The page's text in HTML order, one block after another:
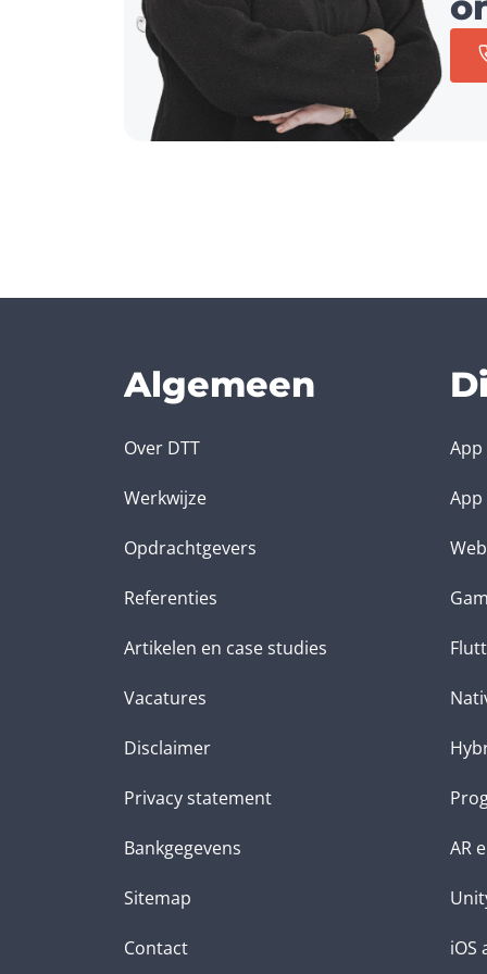
Algemeen
Over DTT
Werkwijze
Opdrachtgevers
Referenties
Artikelen en case studies
Vacatures
Disclaimer
Privacy statement
Bankgegevens
Sitemap
Contact
AR
iOS